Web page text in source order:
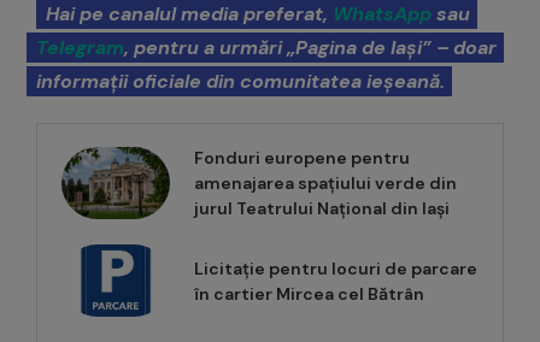
Hai pe canalul media preferat, WhatsAppsau
Telegram, pentru a urmări „Pagina de Iași” – doar
informații oficiale din comunitatea ieșeană.
Fonduri europene pentru
amenajarea spațiului verde din
jurul Teatrului Național din Iași
Licitație pentru locuri de parcare
în cartier Mircea cel Bătrân